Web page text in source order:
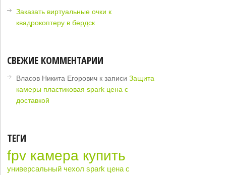
Заказать виртуальные очки к
квадрокоптеру в бердск
СВЕЖИЕ КОММЕНТАРИИ
Власов Никита Егорович к записиЗащита
камеры пластиковая spark цена с
доставкой
ТЕГИ
fpv камера купить
универсальный чехол spark цена с